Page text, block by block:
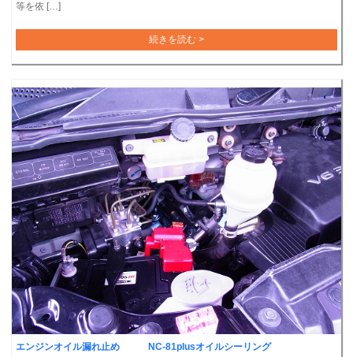
等を依 […]
続きを読む >
エンジンオイル漏れ止め NC-81plusオイルシーリング